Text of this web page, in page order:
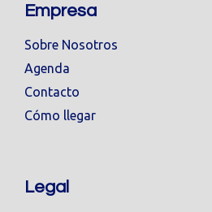
Empresa
Sobre Nosotros
Agenda
Contacto
Cómo llegar
Legal